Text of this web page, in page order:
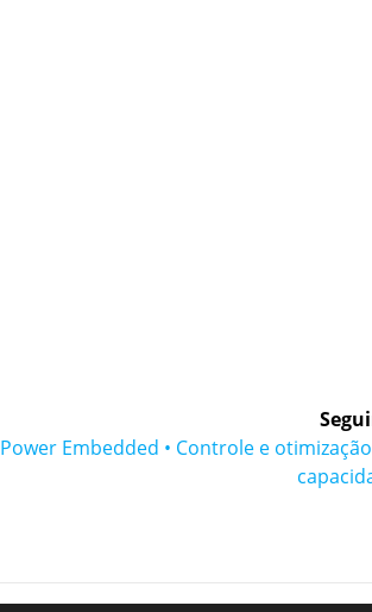
Post
Power Embedded • Controle e